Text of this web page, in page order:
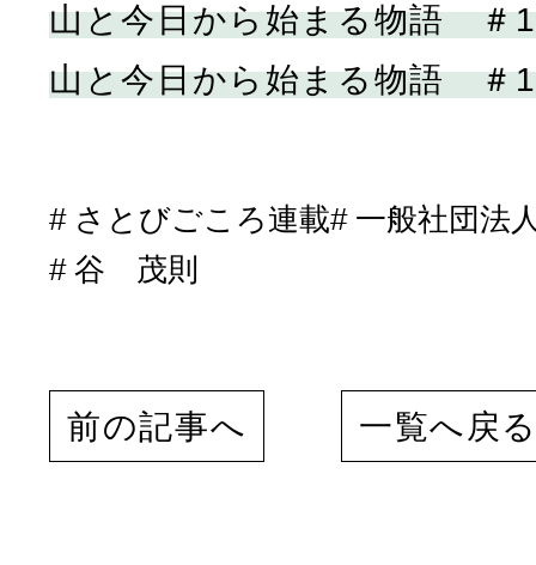
山と今日から始まる物語 ＃
山と今日から始まる物語 ＃
さとびごころ連載 一般社団法
谷 茂則
前の記事へ 一覧へ戻